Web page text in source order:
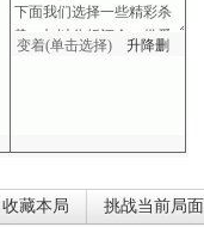
变着(单击选择) 升降删
收藏本局 挑战当前局面